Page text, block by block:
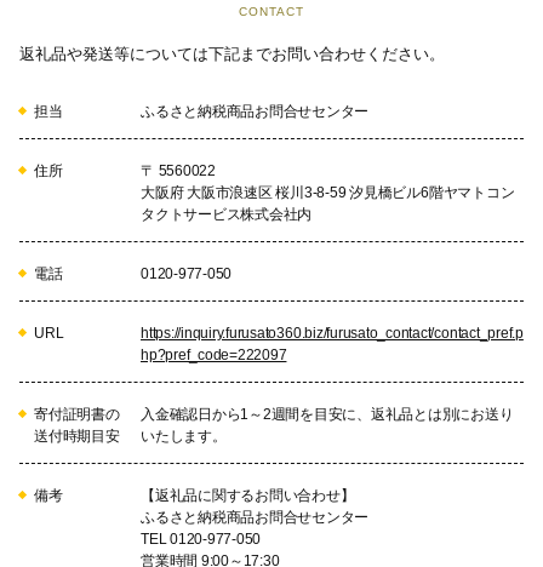
CONTACT
返礼品や発送等については下記までお問い合わせください。
担当 ふるさと納税商品お問合せセンター
住所
〒 5560022
大阪府 大阪市浪速区 桜川3-8-59 汐見橋ビル6階ヤマトコン
タクトサービス株式会社内
電話 0120-977-050
URL
https://inquiry.furusato360.biz/furusato_contact/contact_pref.p
hp?pref_code=222097
寄付証明書の
送付時期目安
入金確認日から1～2週間を目安に、返礼品とは別にお送り
いたします。
備考
【返礼品に関するお問い合わせ】
ふるさと納税商品お問合せセンター
TEL 0120-977-050
営業時間 9:00～17:30